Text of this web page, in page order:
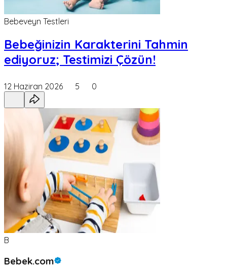
Bebeveyn Testleri
Bebeğinizin Karakterini Tahmin
ediyoruz; Testimizi Çözün!
12 Haziran 2026 5 0
B
Bebek.com